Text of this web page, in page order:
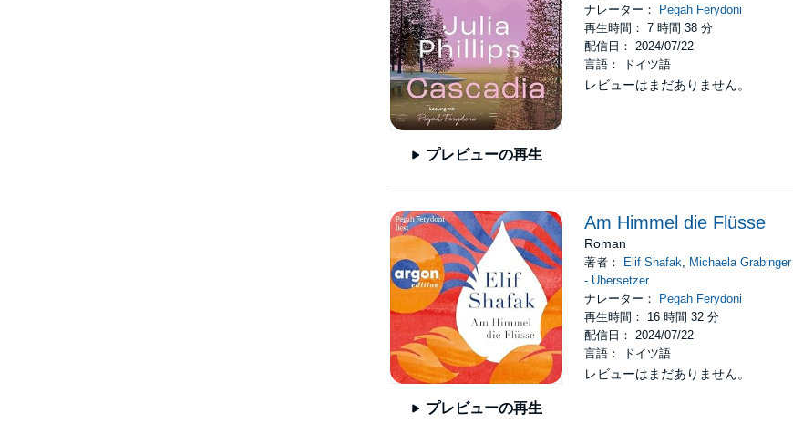
プレビューの再生
ナレーター：
Pegah Ferydoni
再生時間： 7 時間 38 分
配信日： 2024/07/22
言語： ドイツ語
レビューはまだありません。
プレビューの再生
Am Himmel die Flüsse
Roman
著者： Elif Shafak, Michaela Grabinger
- Übersetzer
ナレーター：
Pegah Ferydoni
再生時間： 16 時間 32 分
配信日： 2024/07/22
言語： ドイツ語
レビューはまだありません。